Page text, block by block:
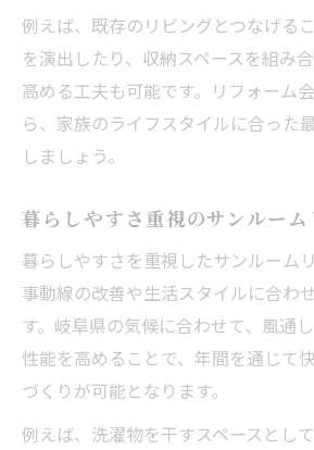
リフォーム成功のための
イント
理想のサンルーム実現に
知識
サンルームリフォームで注
耐久性を高めるサンルー
法
快適性を重視したリフォ
計
住環境が変わるリフォームの
活用
リフォームで広がるサン
例えば、既存のリビングとつなげる
を演出したり、収納スペースを組み
高める工夫も可能です。リフォーム
ら、家族のライフスタイルに合った
しましょう。
暮らしやすさ重視のサンルー
暮らしやすさを重視したサンルーム
事動線の改善や生活スタイルに合わ
す。岐阜県の気候に合わせて、風通
性能を高めることで、年間を通じて
づくりが可能となります。
例えば、洗濯物を干すスペースとし